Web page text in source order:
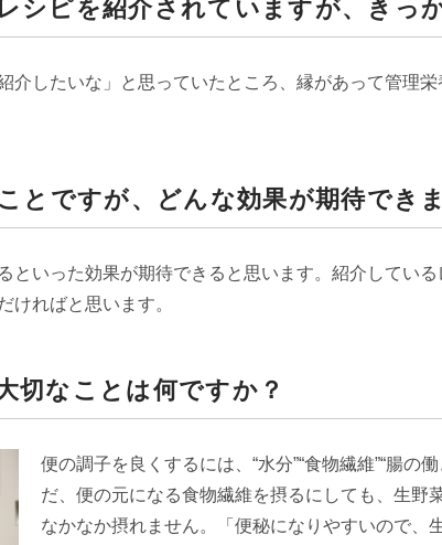
シピを紹介されていますが、きっ
介したいな」と思っていたところ、縁があって管理
とですが、どんな効果が期待でき
といった効果が期待できると思います。紹介してい
ければと思います。
切なことは何ですか？
便の調子を良くするには、“水分”“食物繊維”“腸の
だ、便の元になる食物繊維を摂るにしても、生野
なかなか摂れません。「便秘になりやすいので、